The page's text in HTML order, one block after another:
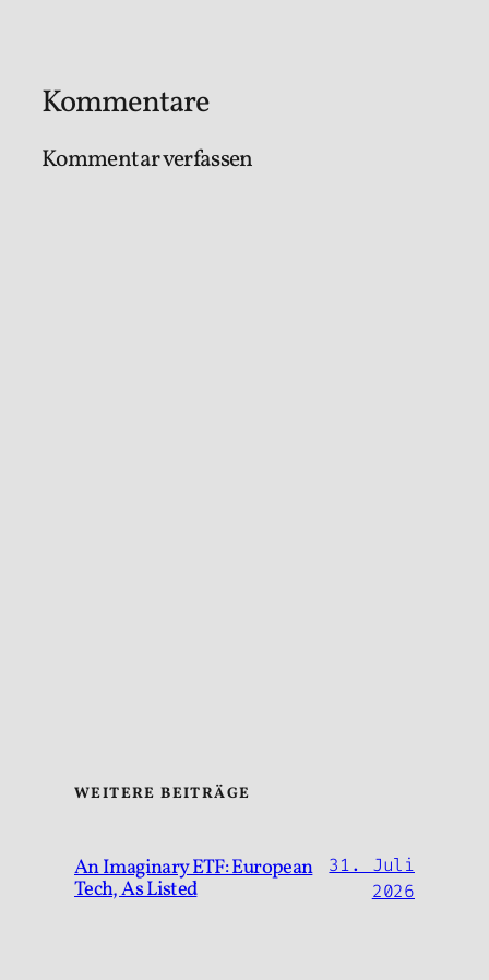
Kommentare
Kommentar verfassen
WEITERE BEITRÄGE
An Imaginary ETF: European
Tech, As Listed
31. Juli
2026